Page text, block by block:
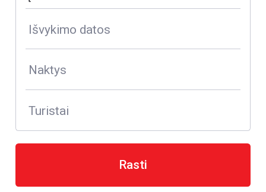
Išvykimo datos
Naktys
Turistai
Rasti